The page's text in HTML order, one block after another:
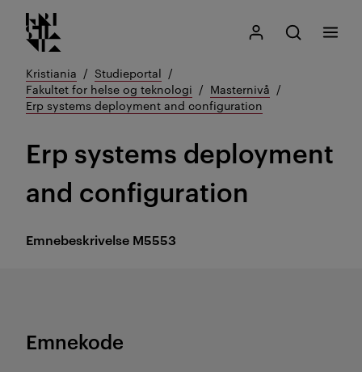
Gå
til
innhold
Kristiania logo
Mitt Kristiania
Åpne søk
Søk
Meny
Kristiania
Studieportal
Fakultet for helse og teknologi
Masternivå
Erp systems deployment and configuration
Emnebeskrivelse M5553
Erp systems deployment
and configuration
Emnekode